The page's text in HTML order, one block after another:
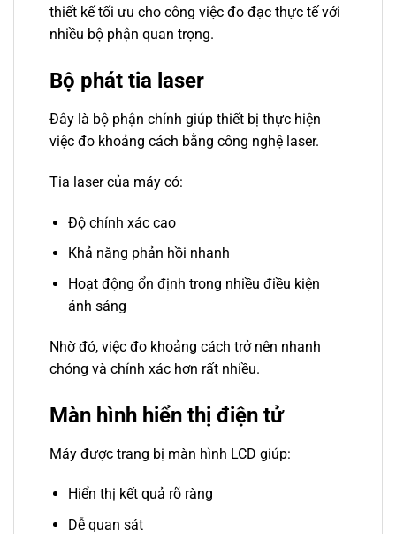
thiết kế tối ưu cho công việc đo đạc thực tế với
nhiều bộ phận quan trọng.
Bộ phát tia laser
Đây là bộ phận chính giúp thiết bị thực hiện
việc đo khoảng cách bằng công nghệ laser.
Tia laser của máy có:
Độ chính xác cao
Khả năng phản hồi nhanh
Hoạt động ổn định trong nhiều điều kiện
ánh sáng
Nhờ đó, việc đo khoảng cách trở nên nhanh
chóng và chính xác hơn rất nhiều.
Màn hình hiển thị điện tử
Máy được trang bị màn hình LCD giúp:
Hiển thị kết quả rõ ràng
Dễ quan sát